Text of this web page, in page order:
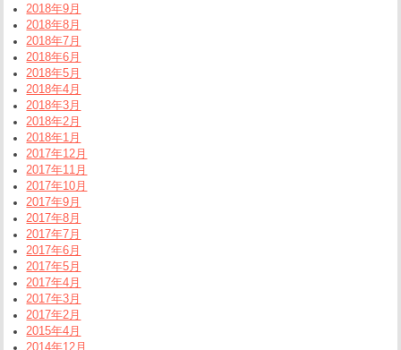
2018年9月
2018年8月
2018年7月
2018年6月
2018年5月
2018年4月
2018年3月
2018年2月
2018年1月
2017年12月
2017年11月
2017年10月
2017年9月
2017年8月
2017年7月
2017年6月
2017年5月
2017年4月
2017年3月
2017年2月
2015年4月
2014年12月